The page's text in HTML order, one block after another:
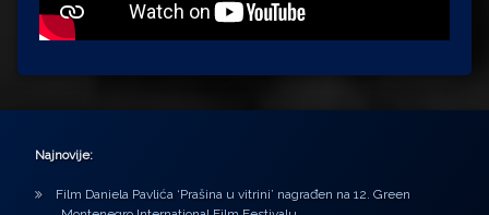
Najnovije:
Film Daniela Pavlića ‘Prašina u vitrini’ nagrađen na 12. Green